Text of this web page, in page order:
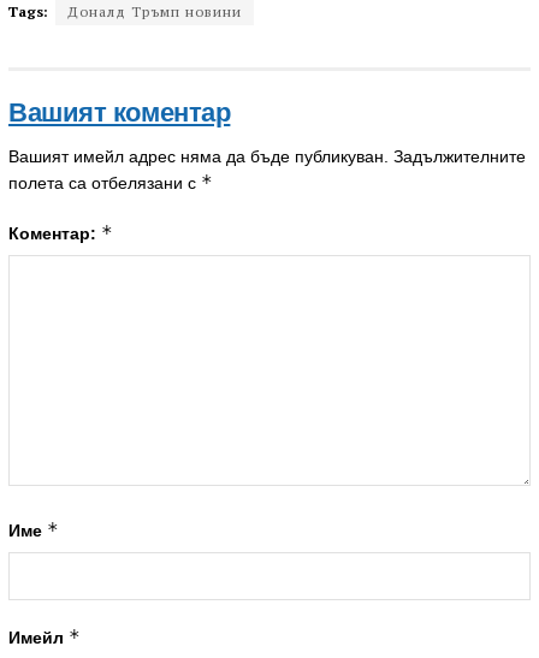
Tags: Доналд Тръмп новини
Вашият коментар
Вашият имейл адрес няма да бъде публикуван. Задължителните
полета са отбелязани с *
Коментар: *
Име *
Имейл *